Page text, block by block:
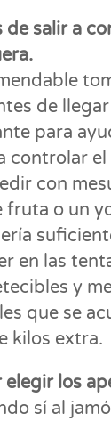
de salir a
de
para
controlar el
con
fruta o un
en las
y
que se
kilos extra.
elegir los
sí al